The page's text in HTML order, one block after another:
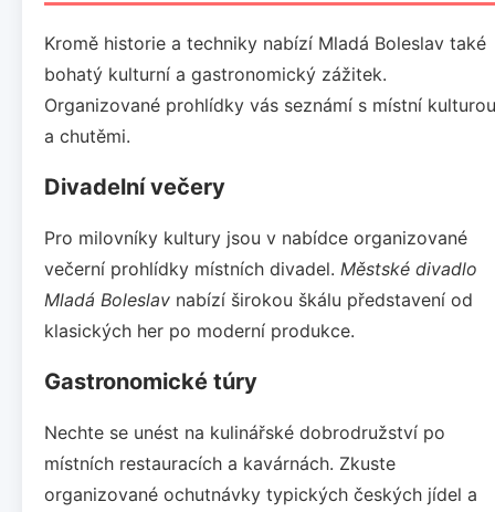
Kromě historie a techniky nabízí Mladá Boleslav také
bohatý kulturní a gastronomický zážitek.
Organizované prohlídky vás seznámí s místní kulturou
a chutěmi.
Divadelní večery
Pro milovníky kultury jsou v nabídce organizované
večerní prohlídky místních divadel. Městské divadlo
Mladá Boleslav nabízí širokou škálu představení od
klasických her po moderní produkce.
Gastronomické túry
Nechte se unést na kulinářské dobrodružství po
místních restauracích a kavárnách. Zkuste
organizované ochutnávky typických českých jídel a